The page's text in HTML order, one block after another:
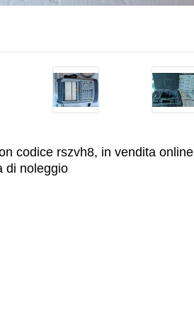
codice rszvh8, in vendita online
di noleggio